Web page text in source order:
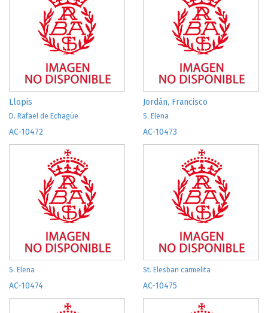
Llopis
D. Rafael de Echagüe
Jordán, Francisco
S. Elena
AC-10472
S. Elena
AC-10473
St. Elesban carmelita
AC-10474 AC-10475